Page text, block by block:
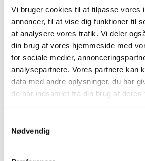
Vi bruger cookies til at tilpasse vores
annoncer, til at vise dig funktioner til
at analysere vores trafik. Vi deler
din brug af vores hjemmeside med
for sociale medier,
analysepartnere. Vores partnere kan
data med andre oplysninger, du har
de har indsamlet fra din brug af deres
Nødvendig
Pas skal være gyldigt 6 måneder
varighed.
Danske forlængede pas
udrejse.
Danske nødpas (provisoriske
udrejse. Der kræves stempel i
immigrationsmyndighederne
EU-nødpas anerkendes ved
Tjek på forhånd om et